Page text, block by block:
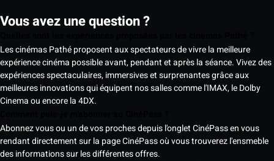
Vous avez une question ?
Les cinémas Pathé proposent aux spectateurs de vivre la meilleure
expérience cinéma possible avant, pendant et après la séance. Vivez des
expériences spectaculaires, immersives et surprenantes grâce aux
meilleures innovations qui équipent nos salles comme l'IMAX, le Dolby
Cinema ou encore la 4DX.
Abonnez vous ou un de vos proches depuis l'onglet CinéPass en vous
rendant directement sur la page CinéPass où vous trouverez l'ensmeble
des informations sur les différentes offres.